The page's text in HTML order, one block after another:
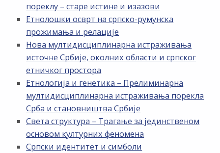
пореклу – старе истине и изазови
Етнолошки осврт на српско-румунска
прожимања и релације
Нова мултидисциплинарна истраживања
источне Србије, околних области и српског
етничког простора
Етнологија и генетика – Прелиминарна
мултидисциплинарна истраживања порекла
Срба и становништва Србије
Света структура – Трагање за јединственом
основом културних феномена
Српски идентитет и симболи